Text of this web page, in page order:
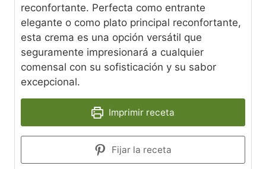
reconfortante. Perfecta como entrante
elegante o como plato principal reconfortante,
esta crema es una opción versátil que
seguramente impresionará a cualquier
comensal con su sofisticación y su sabor
excepcional.
Imprimir receta
Fijar la receta